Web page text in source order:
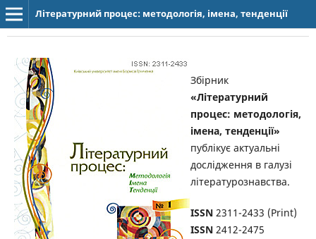
Літературний процес: методологія, імена, тенденції
Збірник
«Літературний
процес: методологія,
імена, тенденції»
публікує актуальні
дослідження в галузі
літературознавства.
ISSN 2311-2433 (Print)
ISSN 2412-2475